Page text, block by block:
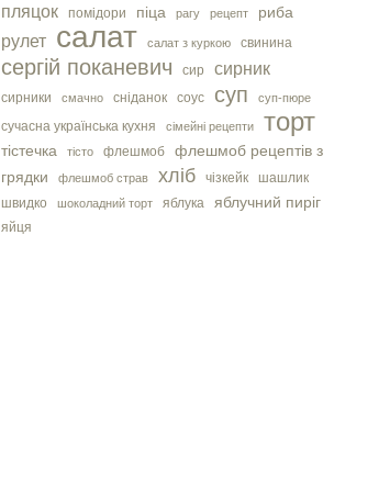
пляцок
помідори піца рагу рецепт риба
рулет салат салат з куркою свинина
сергiй поканевич сир сирник
сирники смачно сніданок соус суп суп-пюре
сучасна українська кухня сімейні рецепти торт
тістечка тісто флешмоб
флешмоб рецептів з
грядки
флешмоб страв хліб чізкейк
шашлик
швидко
шоколадний торт яблука яблучний пиріг
яйця